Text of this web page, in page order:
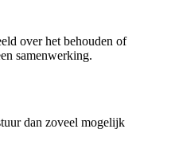
over het behouden of
samenwerking.
dan zoveel mogelijk